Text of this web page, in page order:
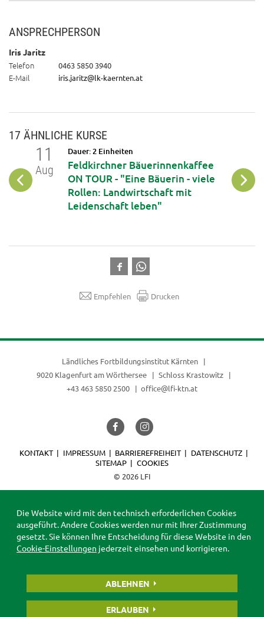
ANSPRECHPERSON
Iris Jaritz
Telefon 0463 5850 3940
E-Mail iris.jaritz@lk-kaernten.at
17 ÄHNLICHE KURSE
11
Aug
Dauer: 2 Einheiten
Feldkirchner Bäuerinnenkaffee
ON TOUR - "Eine Bäuerin - viele
Rollen: Landwirtschaft mit
Leidenschaft leben"
Aug
Empfehlen Drucken
Ländliches Fortbildungsinstitut Kärnten
9020 Klagenfurt am Wörthersee
Schloss Krastowitz
+43 463 5850 2500
office@lfi-ktn.at
© 2026 LFI
KONTAKT IMPRESSUM BARRIEREFREIHEIT
DATENSCHUTZ
SITEMAP
COOKIES
Die Website wird mit den technisch erforderlichen Cookies
ausgeführt. Andere Cookies werden nur mit Ihrer Zustimmung
gesetzt. Sie können Ihre Entscheidung für diese Website in den
Cookie-Einstellungen jederzeit einsehen und korrigieren.
ABLEHNEN
ERLAUBEN